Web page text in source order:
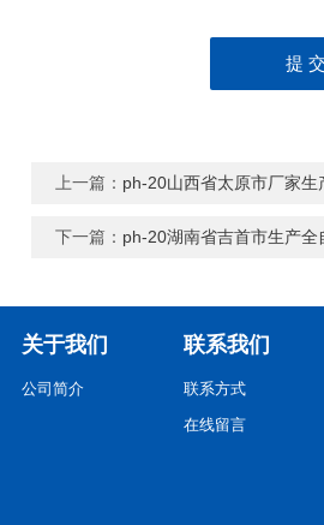
上一篇： ph-20山西省太原市厂家
下一篇： ph-20湖南省吉首市生产
关于我们
公司简介
联系我们
联系方式
在线留言